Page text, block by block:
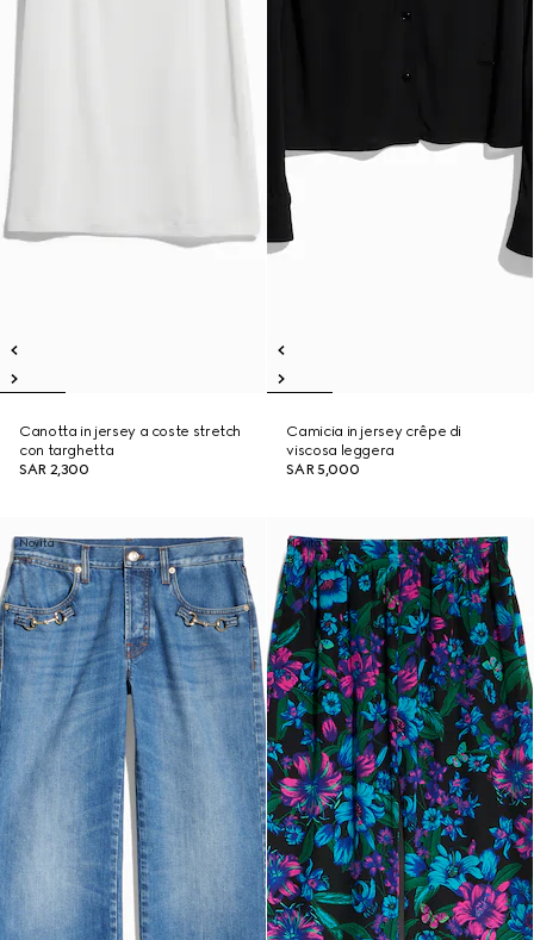
Canotta in jersey a coste stretch
con targhetta
SAR 2,300
Camicia in jersey crêpe di
viscosa leggera
SAR 5,000
Novità Novità